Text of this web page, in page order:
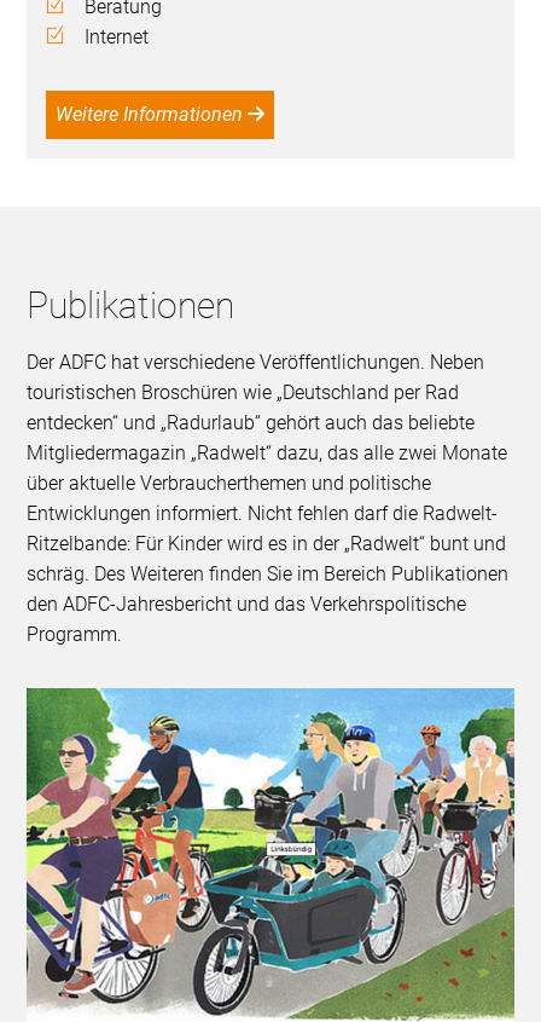
Beratung
Internet
Weitere Informationen
Publikationen
Der ADFC hat verschiedene Veröffentlichungen. Neben
touristischen Broschüren wie „Deutschland per Rad
entdecken“ und „Radurlaub“ gehört auch das beliebte
Mitgliedermagazin „Radwelt“ dazu, das alle zwei Monate
über aktuelle Verbraucherthemen und politische
Entwicklungen informiert. Nicht fehlen darf die Radwelt-
Ritzelbande: Für Kinder wird es in der „Radwelt“ bunt und
schräg. Des Weiteren finden Sie im Bereich Publikationen
den ADFC-Jahresbericht und das Verkehrspolitische
Programm.